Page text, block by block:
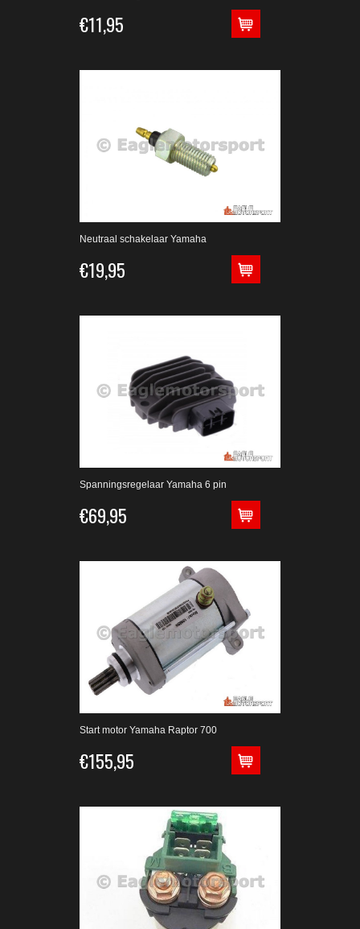
€11,95
Neutraal schakelaar Yamaha
€19,95
Spanningsregelaar Yamaha 6 pin
€69,95
Start motor Yamaha Raptor 700
€155,95